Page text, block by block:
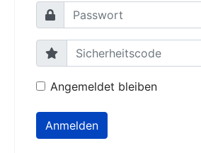
Angemeldet bleiben
Anmelden